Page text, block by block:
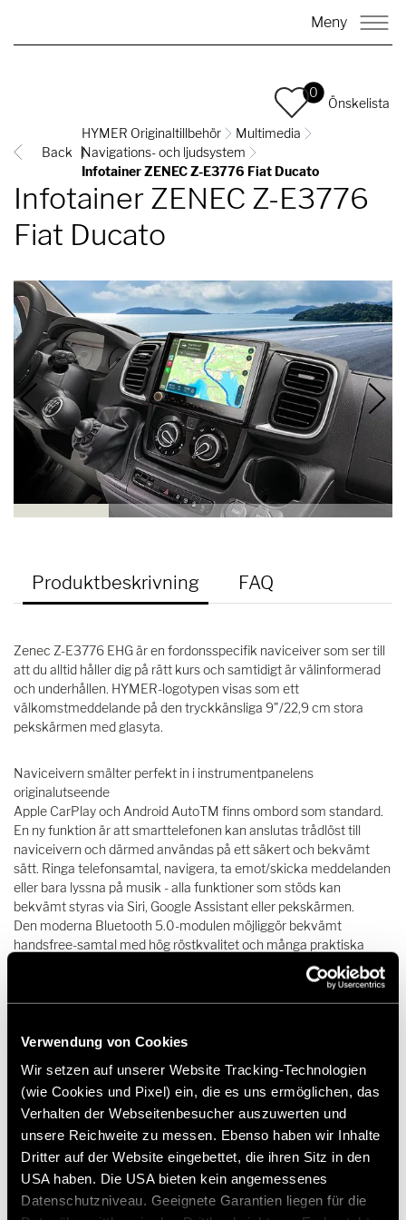
Verwendung von Cookies
Wir setzen auf unserer Website Tracking-Technologien
(wie Cookies und Pixel) ein, die es uns ermöglichen, das
Verhalten der Webseitenbesucher auszuwerten und
unsere Reichweite zu messen. Ebenso haben wir Inhalte
Dritter auf der Website eingebettet, die ihren Sitz in den
USA haben. Die USA bieten kein angemessenes
Datenschutzniveau. Geeignete Garantien liegen für die
Meny
0
Önskelista
Back
HYMER Originaltillbehör
Multimedia
Navigations- och ljudsystem
Infotainer ZENEC Z-E3776 Fiat Ducato
Infotainer ZENEC Z-E3776
Fiat Ducato
Produktbeskrivning FAQ
Zenec Z-E3776 EHG är en fordonsspecifik naviceiver som ser till
att du alltid håller dig på rätt kurs och samtidigt är välinformerad
och underhållen. HYMER-logotypen visas som ett
välkomstmeddelande på den tryckkänsliga 9"/22,9 cm stora
pekskärmen med glasyta.
Naviceivern smälter perfekt in i instrumentpanelens
originalutseende
Apple CarPlay och Android AutoTM finns ombord som standard.
En ny funktion är att smarttelefonen kan anslutas trådlöst till
naviceivern och därmed användas på ett säkert och bekvämt
sätt. Ringa telefonsamtal, navigera, ta emot/skicka meddelanden
eller bara lyssna på musik - alla funktioner som stöds kan
bekvämt styras via Siri, Google Assistant eller pekskärmen.
Den moderna Bluetooth 5.0-modulen möjliggör bekvämt
handsfree-samtal med hög röstkvalitet och många praktiska
DAB+ twin tuner i Z-E3776 imponerar med tydlig digital
radiomottagning
12.638,00 kr.